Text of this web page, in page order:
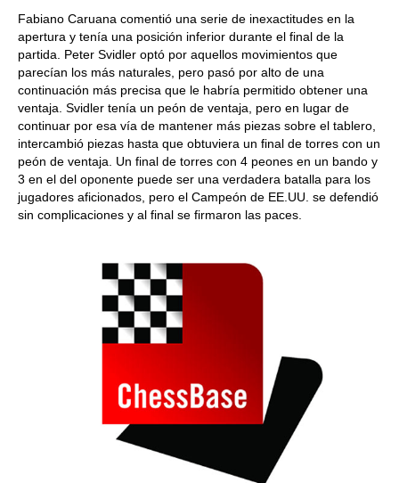
Fabiano Caruana comentió una serie de inexactitudes en la
apertura y tenía una posición inferior durante el final de la
partida. Peter Svidler optó por aquellos movimientos que
parecían los más naturales, pero pasó por alto de una
continuación más precisa que le habría permitido obtener una
ventaja. Svidler tenía un peón de ventaja, pero en lugar de
continuar por esa vía de mantener más piezas sobre el tablero,
intercambió piezas hasta que obtuviera un final de torres con un
peón de ventaja. Un final de torres con 4 peones en un bando y
3 en el del oponente puede ser una verdadera batalla para los
jugadores aficionados, pero el Campeón de EE.UU. se defendió
sin complicaciones y al final se firmaron las paces.